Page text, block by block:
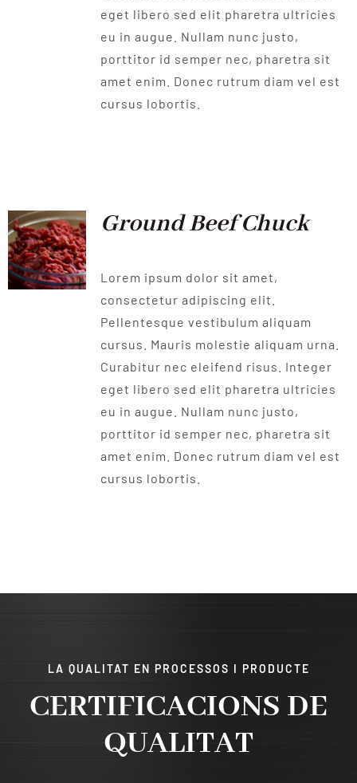
eget libero sed elit pharetra ultricies
eu in augue. Nullam nunc justo,
porttitor id semper nec, pharetra sit
amet enim. Donec rutrum diam vel est
cursus lobortis.
Ground Beef Chuck
Lorem ipsum dolor sit amet,
consectetur adipiscing elit.
Pellentesque vestibulum aliquam
cursus. Mauris molestie aliquam urna.
Curabitur nec eleifend risus. Integer
eget libero sed elit pharetra ultricies
eu in augue. Nullam nunc justo,
porttitor id semper nec, pharetra sit
amet enim. Donec rutrum diam vel est
cursus lobortis.
LA QUALITAT EN PROCESSOS I PRODUCTE
CERTIFICACIONS DE
QUALITAT